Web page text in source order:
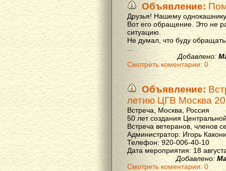
Объявление:
Друзья! Нашему
Вот его обращение. Это не
ситуацию.
Не думал, что буду
Добавлено:
Смотреть коментарии: 0
Объявление:
летию ЦГВ Москва
Встреча, Москва, Россия
50 лет создания
Встреча ветеранов, членов
Администратор: Игорь
Телефон: 920-006-40-10
Дата мероприятия: 18
Добавлено:
Смотреть коментарии: 0